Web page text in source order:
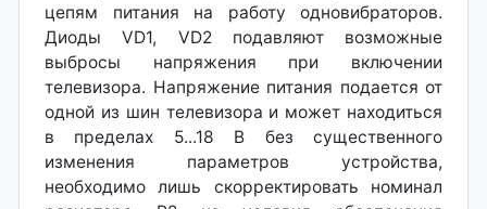
цепям питания на работу одновибраторов.
Диоды VD1, VD2 подавляют возможные
выбросы напряжения при включении
телевизора. Напряжение питания подается от
одной из шин телевизора и может находиться
в пределах 5...18 В без существенного
изменения параметров устройства,
необходимо лишь скорректировать номинал